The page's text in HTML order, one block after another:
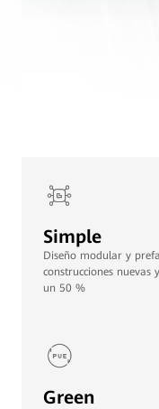
Simple
Diseño modular y
construcciones
un 50 %
Green